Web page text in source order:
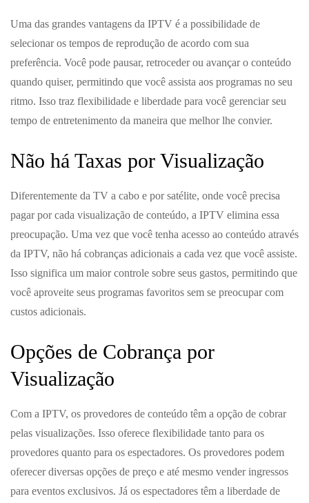
Uma das grandes vantagens da IPTV é a possibilidade de
selecionar os tempos de reprodução de acordo com sua
preferência. Você pode pausar, retroceder ou avançar o conteúdo
quando quiser, permitindo que você assista aos programas no seu
ritmo. Isso traz flexibilidade e liberdade para você gerenciar seu
tempo de entretenimento da maneira que melhor lhe convier.
Não há Taxas por Visualização
Diferentemente da TV a cabo e por satélite, onde você precisa
pagar por cada visualização de conteúdo, a IPTV elimina essa
preocupação. Uma vez que você tenha acesso ao conteúdo através
da IPTV, não há cobranças adicionais a cada vez que você assiste.
Isso significa um maior controle sobre seus gastos, permitindo que
você aproveite seus programas favoritos sem se preocupar com
custos adicionais.
Opções de Cobrança por
Visualização
Com a IPTV, os provedores de conteúdo têm a opção de cobrar
pelas visualizações. Isso oferece flexibilidade tanto para os
provedores quanto para os espectadores. Os provedores podem
oferecer diversas opções de preço e até mesmo vender ingressos
para eventos exclusivos. Já os espectadores têm a liberdade de